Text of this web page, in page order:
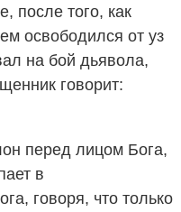
после того, как
освободился от уз
на бой дьявола,
говорит:
перед лицом Бога,
в
говоря, что только